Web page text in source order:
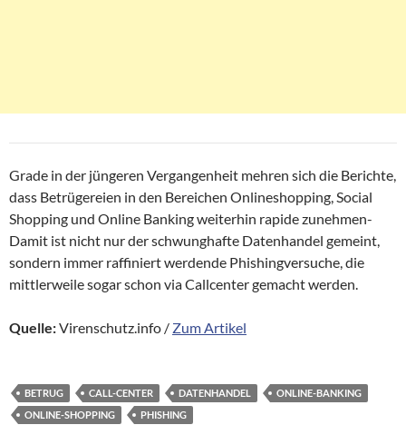
Grade in der jüngeren Vergangenheit mehren sich die Berichte,
dass Betrügereien in den Bereichen Onlineshopping, Social
Shopping und Online Banking weiterhin rapide zunehmen-
Damit ist nicht nur der schwunghafte Datenhandel gemeint,
sondern immer raffiniert werdende Phishingversuche, die
mittlerweile sogar schon via Callcenter gemacht werden.
Quelle:Virenschutz.info / Zum Artikel
BETRUG CALL-CENTER DATENHANDEL
ONLINE-BANKING
ONLINE-SHOPPING
PHISHING